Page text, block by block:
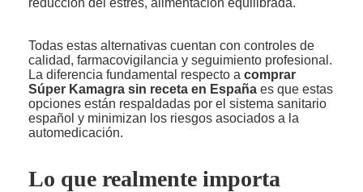
reducción del estrés, alimentación equilibrada.
Todas estas alternativas cuentan con controles de
calidad, farmacovigilancia y seguimiento profesional.
La diferencia fundamental respecto a comprar
Súper Kamagra sin receta en España es que estas
opciones están respaldadas por el sistema sanitario
español y minimizan los riesgos asociados a la
automedicación.
Lo que realmente importa